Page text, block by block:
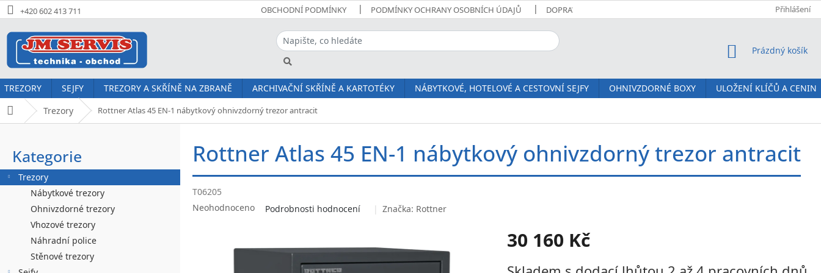
Přejít
na
obsah
+420 602 413 711 OBCHODNÍ PODMÍNKY PODMÍNKY OCHRANY OSOBNÍCH ÚDAJŮ DOPRAVA A PLATBA O NÁS
Přihlášení
NÁKUPNÍ KOŠÍK
Prázdný košík
TREZORY SEJFY TREZORY A SKŘÍNĚ NA ZBRANĚ ARCHIVAČNÍ SKŘÍNĚ A KARTOTÉKY NÁBYTKOVÉ, HOTELOVÉ A CESTOVNÍ SEJFY OHNIVZDORNÉ BOXY
ULOŽENÍ KLÍČŮ A CENIN
Domů Trezory Rottner Atlas 45 EN-1 nábytkový ohnivzdorný trezor antracit
s
t
Přeskočit
kategorie
Kategorie
Trezory
Nábytkové trezory
Ohnivzdorné trezory
Vhozové trezory
Náhradní police
Stěnové trezory
Rottner Atlas 45 EN-1 nábytkový ohnivzdorný trezor antracit
T06205
Průměrné
Neohodnoceno Podrobnosti hodnocení Značka: Rottner
30 160 Kč